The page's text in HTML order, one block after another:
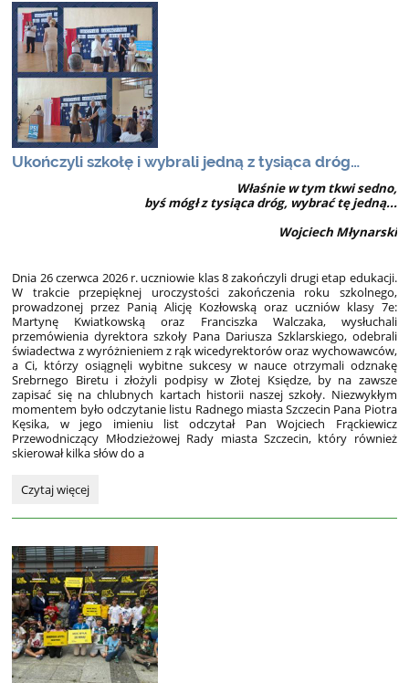
konkurs
interdyscyplinarny:
Ukończyli szkołę i wybrali jedną z tysiąca dróg…
Właśnie w tym tkwi sedno,
byś mógł z tysiąca dróg, wybrać tę jedną...
Wojciech Młynarski
Dnia 26 czerwca 2026 r. uczniowie klas 8 zakończyli drugi etap edukacji.
W trakcie przepięknej uroczystości zakończenia roku szkolnego,
prowadzonej przez Panią Alicję Kozłowską oraz uczniów klasy 7e:
Martynę Kwiatkowską oraz Franciszka Walczaka, wysłuchali
przemówienia dyrektora szkoły Pana Dariusza Szklarskiego, odebrali
świadectwa z wyróżnieniem z rąk wicedyrektorów oraz wychowawców,
a Ci, którzy osiągnęli wybitne sukcesy w nauce otrzymali odznakę
Srebrnego Biretu i złożyli podpisy w Złotej Księdze, by na zawsze
zapisać się na chlubnych kartach historii naszej szkoły. Niezwykłym
momentem było odczytanie listu Radnego miasta Szczecin Pana Piotra
Kęsika, w jego imieniu list odczytał Pan Wojciech Frąckiewicz
Przewodniczący Młodzieżowej Rady miasta Szczecin, który również
skierował kilka słów do a
Ukończyli
i
jedną
z
tysiąca
dróg…:
Czytaj więcej